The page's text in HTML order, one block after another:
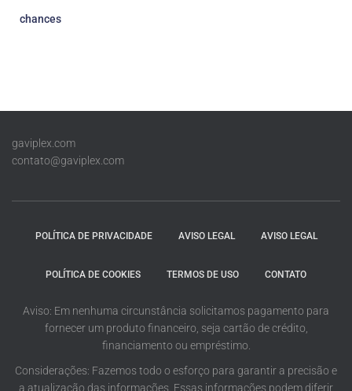
chances
gaviplex.com
contato@gaviplex.com
POLÍTICA DE PRIVACIDADE AVISO LEGAL AVISO LEGAL
POLÍTICA DE COOKIES TERMOS DE USO CONTATO
Aviso: Em nenhuma circunstância solicitamos pagamento para
fornecer um produto financeiro, seja cartão de crédito,
financiamento ou empréstimo.
Considerações: Fazemos todo o esforço para garantir a precisão e
a atualização das informações. Essas informações podem diferir